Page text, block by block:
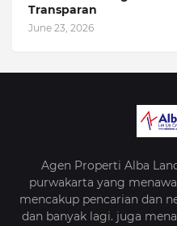
Transparan
June 23, 2026
Agen Properti Alba
purwakarta yang
mencakup pencarian dan
dan banyak lagi. juga